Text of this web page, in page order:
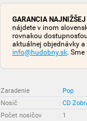
GARANCIA NAJNIŽŠEJ
nájdete v inom
rovnakou
aktuálnej objednávky
info@hudobny.sk.
Zaradenie : Pop
Nosič
: CD
Počet nosičov
: 1